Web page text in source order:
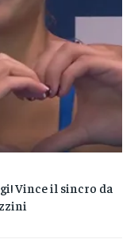
Vince il sincro da